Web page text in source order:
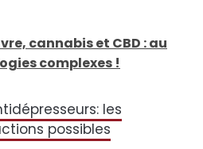
cannabis et CBD : au
complexes !
les
possibles